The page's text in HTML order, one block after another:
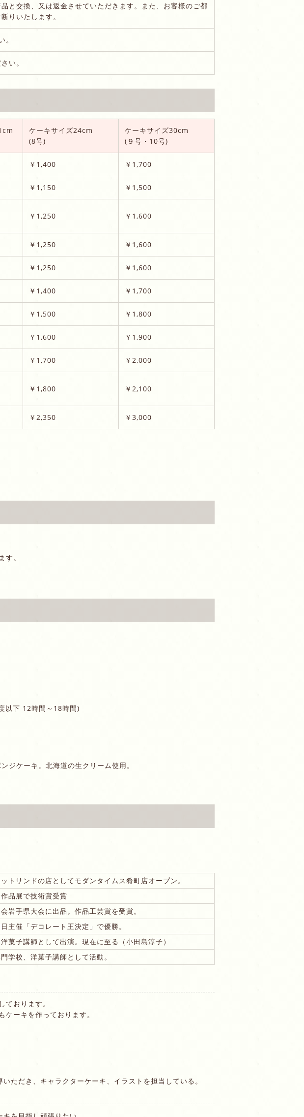
と交換、又は返金させていただきます。また、お客様のご都
りいたします。
い。
ケーキサイズ24cm
(8号)
ケーキサイズ30cm
(９号・10号)
￥1,400 ￥1,700
￥1,150 ￥1,500
￥1,250 ￥1,600
￥1,250 ￥1,600
￥1,250 ￥1,600
￥1,400 ￥1,700
￥1,500 ￥1,800
￥1,600 ￥1,900
￥1,700 ￥2,000
￥1,800 ￥2,100
￥2,350 ￥3,000
。
以下 12時間～18時間)
ジケーキ。北海道の生クリーム使用。
トサンドの店としてモダンタイムス肴町店オープン。
品展で技術賞受賞
岩手県大会に出品。作品工芸賞を受賞。
主催「デコレート王決定」で優勝。
菓子講師として出演。現在に至る（小田島淳子）
学校、洋菓子講師として活動。
おります。
ーキを作っております。
ただき、キャラクターケーキ、イラストを担当している。